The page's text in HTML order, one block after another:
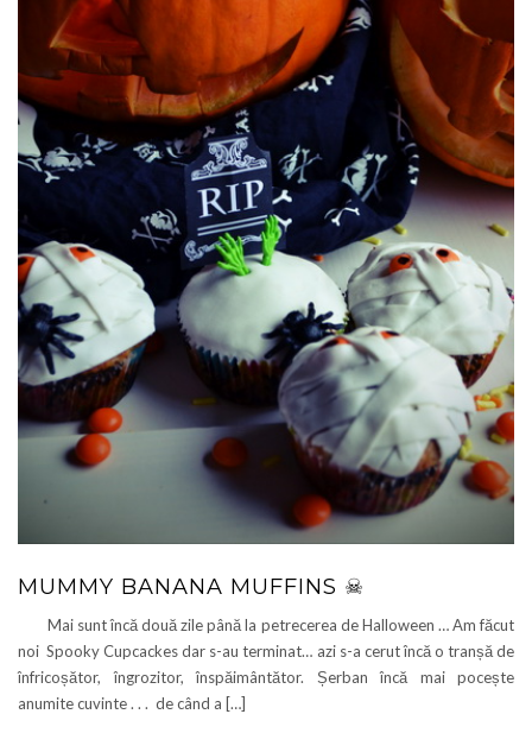
MUMMY BANANA MUFFINS ☠
Mai sunt încă două zile până la petrecerea de Halloween … Am făcut
noi Spooky Cupcackes dar s-au terminat… azi s-a cerut încă o tranșă de
înfricoșător, îngrozitor, înspăimântător. Șerban încă mai pocește
anumite cuvinte . . . de când a […]